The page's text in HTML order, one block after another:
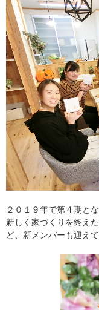
２０１９年で第４期と
新しく家づくりを終え
ど、新メンバーも迎え